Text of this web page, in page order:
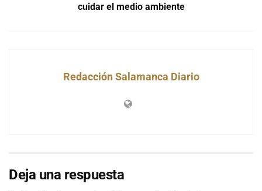
cuidar el medio ambiente
Redacción Salamanca Diario
Deja una respuesta